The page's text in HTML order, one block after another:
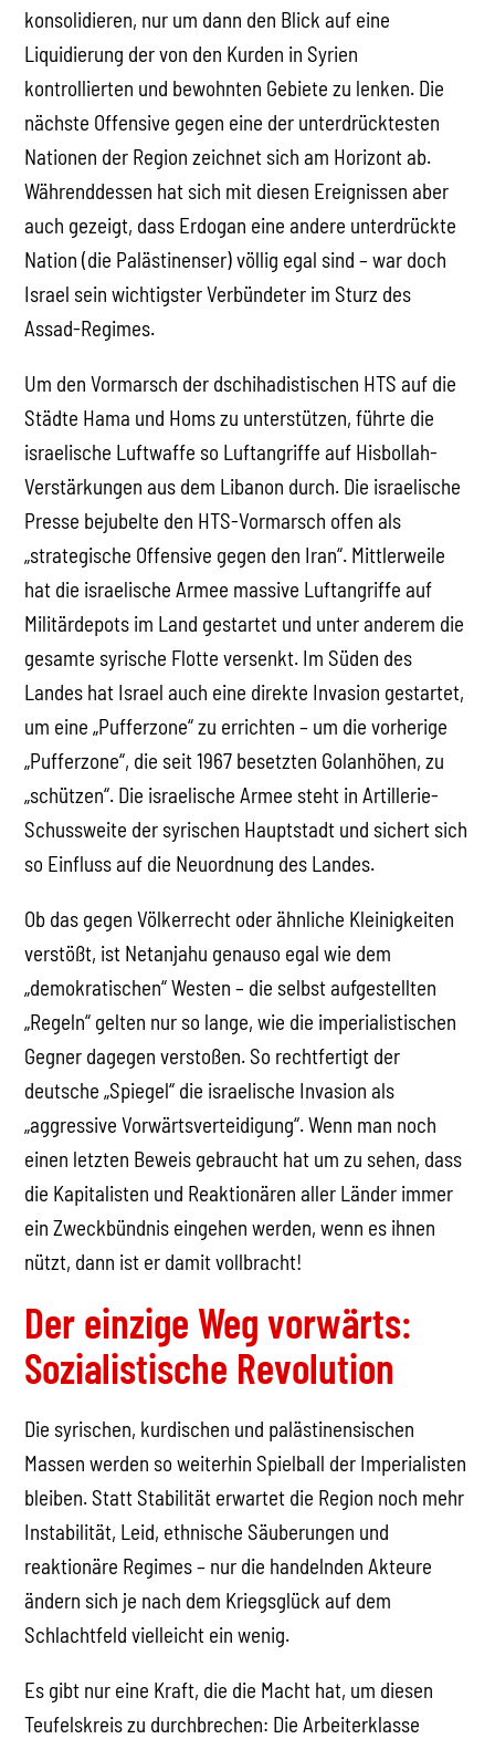
konsolidieren, nur um dann den Blick auf eine
Liquidierung der von den Kurden in Syrien
kontrollierten und bewohnten Gebiete zu lenken. Die
nächste Offensive gegen eine der unterdrücktesten
Nationen der Region zeichnet sich am Horizont ab.
Währenddessen hat sich mit diesen Ereignissen aber
auch gezeigt, dass Erdogan eine andere unterdrückte
Nation (die Palästinenser) völlig egal sind – war doch
Israel sein wichtigster Verbündeter im Sturz des
Assad-Regimes.
Um den Vormarsch der dschihadistischen HTS auf die
Städte Hama und Homs zu unterstützen, führte die
israelische Luftwaffe so Luftangriffe auf Hisbollah-
Verstärkungen aus dem Libanon durch. Die israelische
Presse bejubelte den HTS-Vormarsch offen als
„strategische Offensive gegen den Iran“. Mittlerweile
hat die israelische Armee massive Luftangriffe auf
Militärdepots im Land gestartet und unter anderem die
gesamte syrische Flotte versenkt. Im Süden des
Landes hat Israel auch eine direkte Invasion gestartet,
um eine „Pufferzone“ zu errichten – um die vorherige
„Pufferzone“, die seit 1967 besetzten Golanhöhen, zu
„schützen“. Die israelische Armee steht in Artillerie-
Schussweite der syrischen Hauptstadt und sichert sich
so Einfluss auf die Neuordnung des Landes.
Ob das gegen Völkerrecht oder ähnliche Kleinigkeiten
verstößt, ist Netanjahu genauso egal wie dem
„demokratischen“ Westen – die selbst aufgestellten
„Regeln“ gelten nur so lange, wie die imperialistischen
Gegner dagegen verstoßen. So rechtfertigt der
deutsche „Spiegel“ die israelische Invasion als
„aggressive Vorwärtsverteidigung“. Wenn man noch
einen letzten Beweis gebraucht hat um zu sehen, dass
die Kapitalisten und Reaktionären aller Länder immer
ein Zweckbündnis eingehen werden, wenn es ihnen
nützt, dann ist er damit vollbracht!
Der einzige Weg vorwärts:
Sozialistische Revolution
Die syrischen, kurdischen und palästinensischen
Massen werden so weiterhin Spielball der Imperialisten
bleiben. Statt Stabilität erwartet die Region noch mehr
Instabilität, Leid, ethnische Säuberungen und
reaktionäre Regimes – nur die handelnden Akteure
ändern sich je nach dem Kriegsglück auf dem
Schlachtfeld vielleicht ein wenig.
Es gibt nur eine Kraft, die die Macht hat, um diesen
Teufelskreis zu durchbrechen: Die Arbeiterklasse